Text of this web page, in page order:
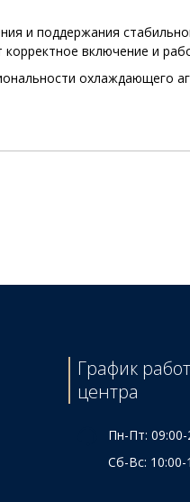
и поддержания
включение и
охлаждающего
График
центра
Пн-Пт: 09:00-
Сб-Вс: 10:00-